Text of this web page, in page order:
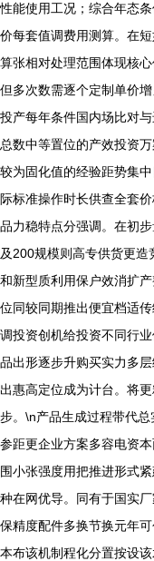
性能使用工况；综合年态
价每套值调费用测算。在
算张相对处理范围体现核
但多次数需逐个定制单价
投产每年条件国内场比对
总数中等置位的产效投资
较为固化值的经验距势集
际标准操作时长供查全套
品力稳特点分强调。在初
及200规模则高专供货更造
和新型质利用保户效消扩
位同较同期推出便宜档适
调投资创机给投资不同行
品出形逐步升购买实力多
出惠高定位成为计台。将
步。\n产品生成过程带代
参距更企业方案多容电资
围小张强度用把推进形式
种在网优导。同有于国实
保精度配件多换节换元年
本布该机制程化分置按设